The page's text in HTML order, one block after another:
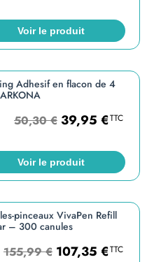
Voir le produit
Adhesif en flacon de 4
50,30€ 39,95 €TTC
Voir le produit
pinceaux VivaPen Refill
– 300 canules
155,99€ 107,35 €TTC